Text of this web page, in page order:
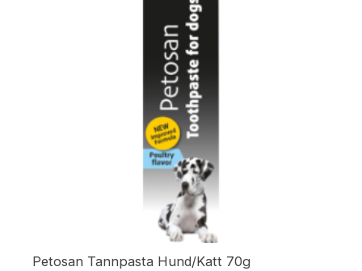
Petosan Tannpasta Hund/Katt 70g